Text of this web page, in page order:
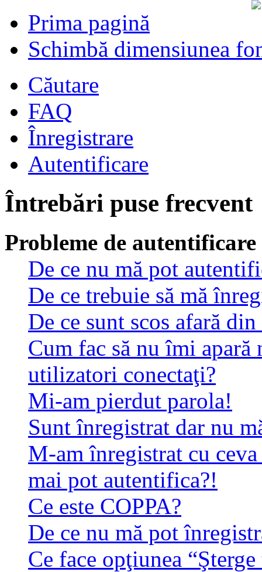
Prima pagină
Schimbă dimensiunea
Căutare
FAQ
Înregistrare
Autentificare
Întrebări puse frecvent
Probleme de
De ce nu mă pot
De ce trebuie să mă
De ce sunt scos afară
Cum fac să nu îmi
utilizatori conectaţi?
Mi-am pierdut parola!
Sunt înregistrat dar nu
M-am înregistrat cu
mai pot autentifica?!
Ce este COPPA?
De ce nu mă pot
Ce face opţiunea